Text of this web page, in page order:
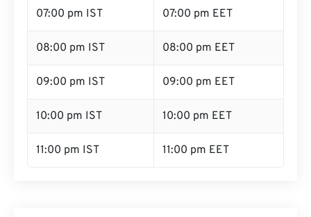
07:00 pm IST 07:00 pm EET
08:00 pm IST 08:00 pm EET
09:00 pm IST 09:00 pm EET
10:00 pm IST 10:00 pm EET
11:00 pm IST 11:00 pm EET